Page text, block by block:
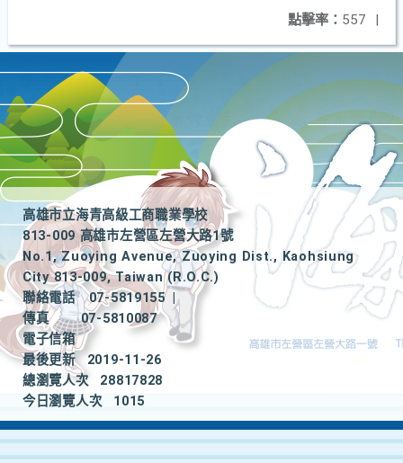
點擊率： 557 |
高雄市立海青高級工商職業學校
813-009 高雄市左營區左營大路1號
No.1, Zuoying Avenue, Zuoying Dist., Kaohsiung
City 813-009, Taiwan (R.O.C.)
聯絡電話
07-5819155
|
傳真
07-5810087
電子信箱
最後更新
2019-11-26
總瀏覽人次
28817828
今日瀏覽人次
1015